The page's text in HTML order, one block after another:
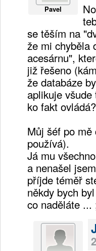
Pavel
se těším na
že mi chyběla
acesárnu",
již řešeno
že databáze
aplikuje
ko fakt
Můj šéf po
používá).
Já mu
a nenašel
příjde téměř
někdy bych
co naděláte ...